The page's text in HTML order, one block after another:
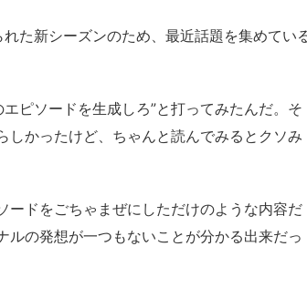
た新シーズンのため、最近話題を集めてい
エピソードを生成しろ”と打ってみたんだ。そ
しかったけど、ちゃんと読んでみるとクソみ
ードをごちゃまぜにしただけのような内容だ
の発想が一つもないことが分かる出来だっ